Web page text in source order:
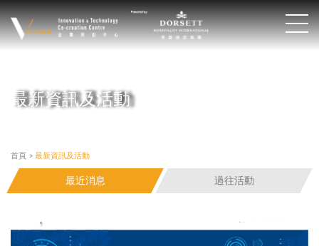
最新資訊及活動
首頁 > 最新資訊及活動
最近消息 過往活動